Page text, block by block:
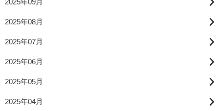
2025年09月
2025年08月
2025年07月
2025年06月
2025年05月
2025年04月